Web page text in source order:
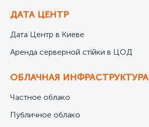
ДАТА ЦЕНТР
Дата Центр в Киеве
Аренда серверной стійки в ЦОД
ОБЛАЧНАЯ ИНФРАСТРУКТУРА
Частное облако
Публичное облако